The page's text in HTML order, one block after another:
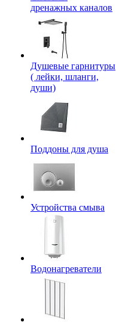
дренажных каналов
Душевые гарнитуры
( лейки, шланги,
души)
Поддоны для душа
Устройства смыва
Водонагреватели